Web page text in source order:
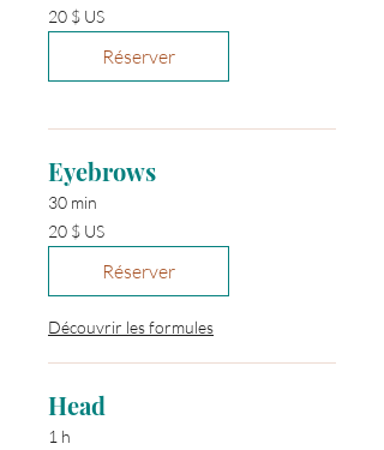
20 dollars
des
États-
20 $ US
Réserver
Eyebrows
30 min
20 dollars
des
États-
20 $ US
Réserver
Découvrir les formules
Head
1 h